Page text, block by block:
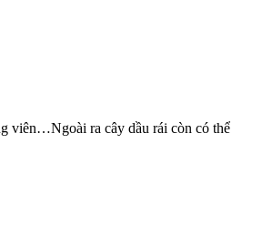
viên…Ngoài ra cây dầu rái còn có thể